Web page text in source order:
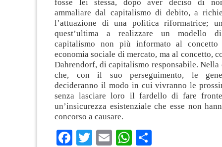
fosse lei stessa, dopo aver deciso di
ammaliare dal capitalismo di debito, a
l’attuazione di una politica riformatrice;
quest’ultima a realizzare un modello
capitalismo non più informato al concetto
economia sociale di mercato, ma al concetto,
Dahrendorf, di capitalismo responsabile. Nella
che, con il suo perseguimento, le
decideranno il modo in cui vivranno le
senza lasciare loro il fardello di fare
un’insicurezza esistenziale che esse non
concorso a causare.
Facebook
Twitter
EmailWhatsApp